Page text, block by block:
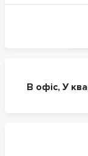
В офіс, У